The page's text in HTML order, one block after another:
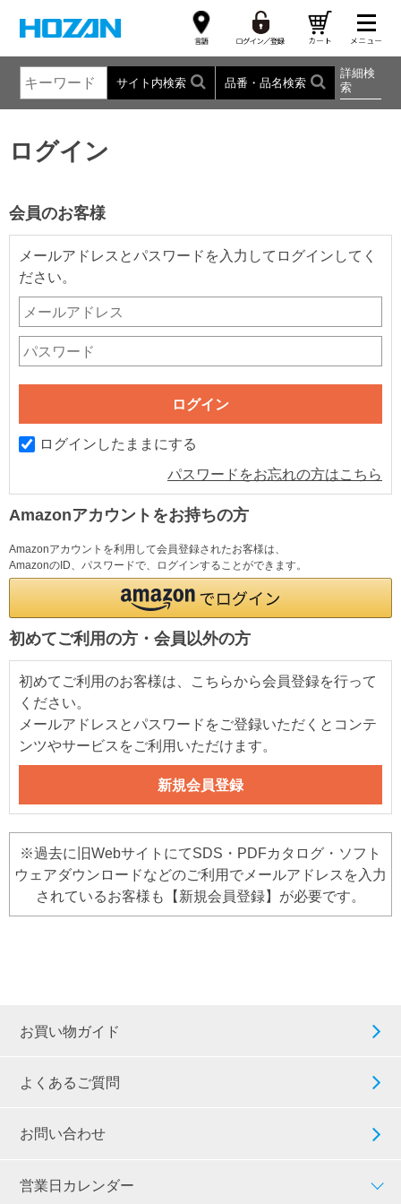
サイト内検索 品番・品名検索
詳細検
索
ログイン
会員のお客様
メールアドレスとパスワードを入力してログインしてく
ださい。
ログインしたままにする
パスワードをお忘れの方はこちら
Amazonアカウントをお持ちの方
Amazonアカウントを利用して会員登録されたお客様は、
AmazonのID、パスワードで、ログインすることができます。
初めてご利用の方・会員以外の方
初めてご利用のお客様は、こちらから会員登録を行って
ください。
メールアドレスとパスワードをご登録いただくとコンテ
ンツやサービスをご利用いただけます。
※過去に旧WebサイトにてSDS・PDFカタログ・ソフト
ウェアダウンロードなどのご利用でメールアドレスを入力
されているお客様も【新規会員登録】が必要です。
お買い物ガイド
よくあるご質問
お問い合わせ
営業日カレンダー